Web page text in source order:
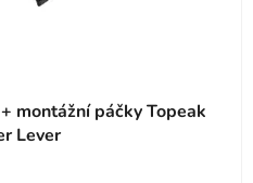
montážní páčky Topeak
Lever